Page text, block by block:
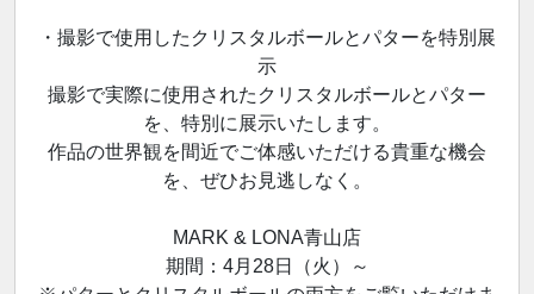
・撮影で使用したクリスタルボールとパターを特別展
示
撮影で実際に使用されたクリスタルボールとパター
を、特別に展示いたします。
作品の世界観を間近でご体感いただける貴重な機会
を、ぜひお見逃しなく。
MARK & LONA青山店
期間：4月28日（火）～